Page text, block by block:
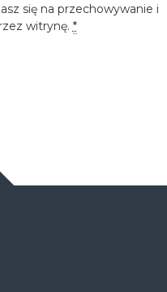
się na przechowywanie i
witrynę. *